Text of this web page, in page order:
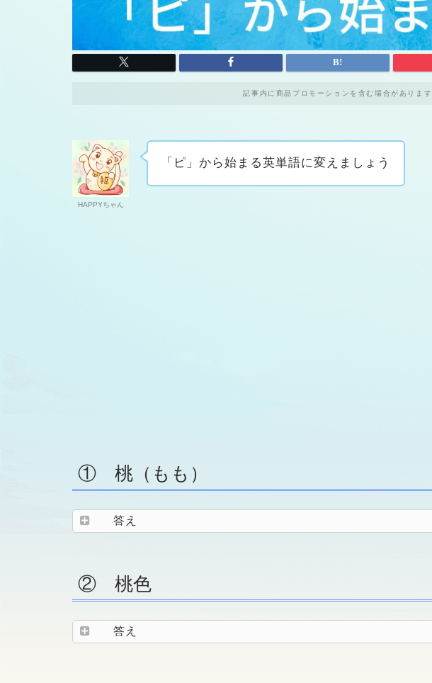
記事内に商品プロモーションを含む場合があります
HAPPYちゃん
「ピ」から始まる英単語に変えましょう
① 桃（もも）
答え
② 桃色
答え